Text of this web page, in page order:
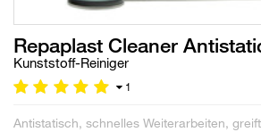
Repaplast Cleaner
Kunststoff-Reiniger
1
Antistatisch, schnelles Weiterarbeiten,